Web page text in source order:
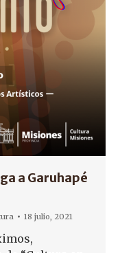
a Garuhapé
18 julio, 2021